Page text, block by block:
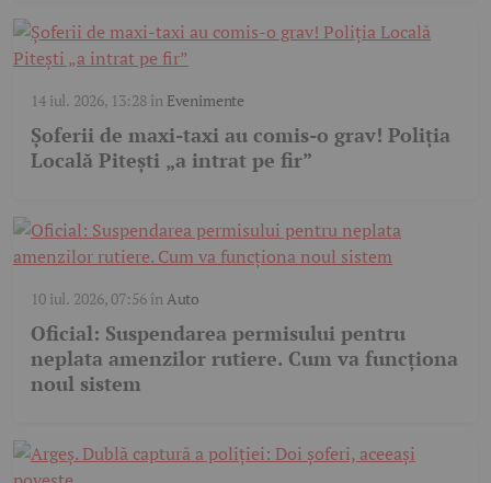
14 iul. 2026, 13:28în Evenimente
Șoferii de maxi-taxi au comis-o grav! Poliția
Locală Pitești „a intrat pe fir”
10 iul. 2026, 07:56în Auto
Oficial: Suspendarea permisului pentru
neplata amenzilor rutiere. Cum va funcționa
noul sistem